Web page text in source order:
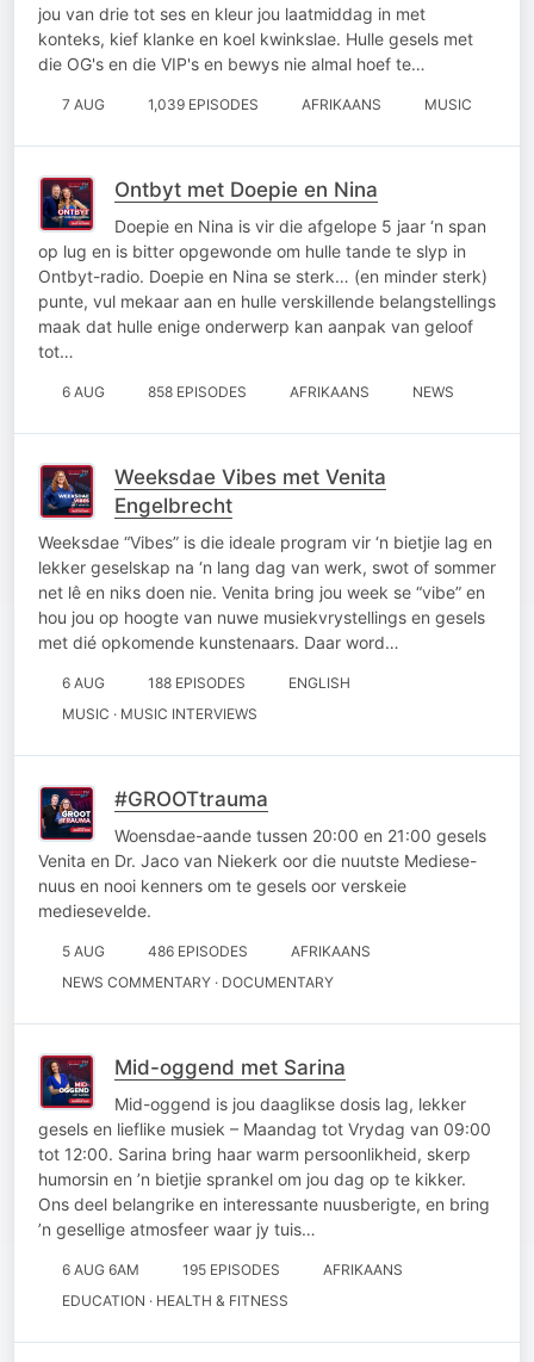
jou van drie tot ses en kleur jou laatmiddag in met
konteks, kief klanke en koel kwinkslae. Hulle gesels met
die OG's en die VIP's en bewys nie almal hoef te…
7 AUG 1,039 EPISODES AFRIKAANS MUSIC
Ontbyt met Doepie en Nina
Doepie en Nina is vir die afgelope 5 jaar ‘n span
op lug en is bitter opgewonde om hulle tande te slyp in
Ontbyt-radio. Doepie en Nina se sterk… (en minder sterk)
punte, vul mekaar aan en hulle verskillende belangstellings
maak dat hulle enige onderwerp kan aanpak van geloof
tot…
6 AUG 858 EPISODES AFRIKAANS NEWS
Weeksdae Vibes met Venita
Engelbrecht
Weeksdae “Vibes” is die ideale program vir ‘n bietjie lag en
lekker geselskap na ‘n lang dag van werk, swot of sommer
net lê en niks doen nie. Venita bring jou week se “vibe” en
hou jou op hoogte van nuwe musiekvrystellings en gesels
met dié opkomende kunstenaars. Daar word…
6 AUG 188 EPISODES
ENGLISH
MUSIC · MUSIC INTERVIEWS
#GROOTtrauma
Woensdae-aande tussen 20:00 en 21:00 gesels
Venita en Dr. Jaco van Niekerk oor die nuutste Mediese-
nuus en nooi kenners om te gesels oor verskeie
mediesevelde.
5 AUG 486 EPISODES
AFRIKAANS
NEWS COMMENTARY · DOCUMENTARY
Mid-oggend met Sarina
Mid-oggend is jou daaglikse dosis lag, lekker
gesels en lieflike musiek – Maandag tot Vrydag van 09:00
tot 12:00. Sarina bring haar warm persoonlikheid, skerp
humorsin en ’n bietjie sprankel om jou dag op te kikker.
Ons deel belangrike en interessante nuusberigte, en bring
’n gesellige atmosfeer waar jy tuis…
6 AUG 6AM 195 EPISODES
AFRIKAANS
EDUCATION · HEALTH & FITNESS